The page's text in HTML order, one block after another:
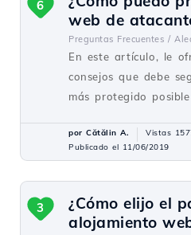
web de
Preguntas Frecuentes /
En este artículo, le
consejos que debe
más protegido
6
por Cătălin A. Vistas
Publicado el 11/06/2019
¿Cómo elijo el
alojamiento
3